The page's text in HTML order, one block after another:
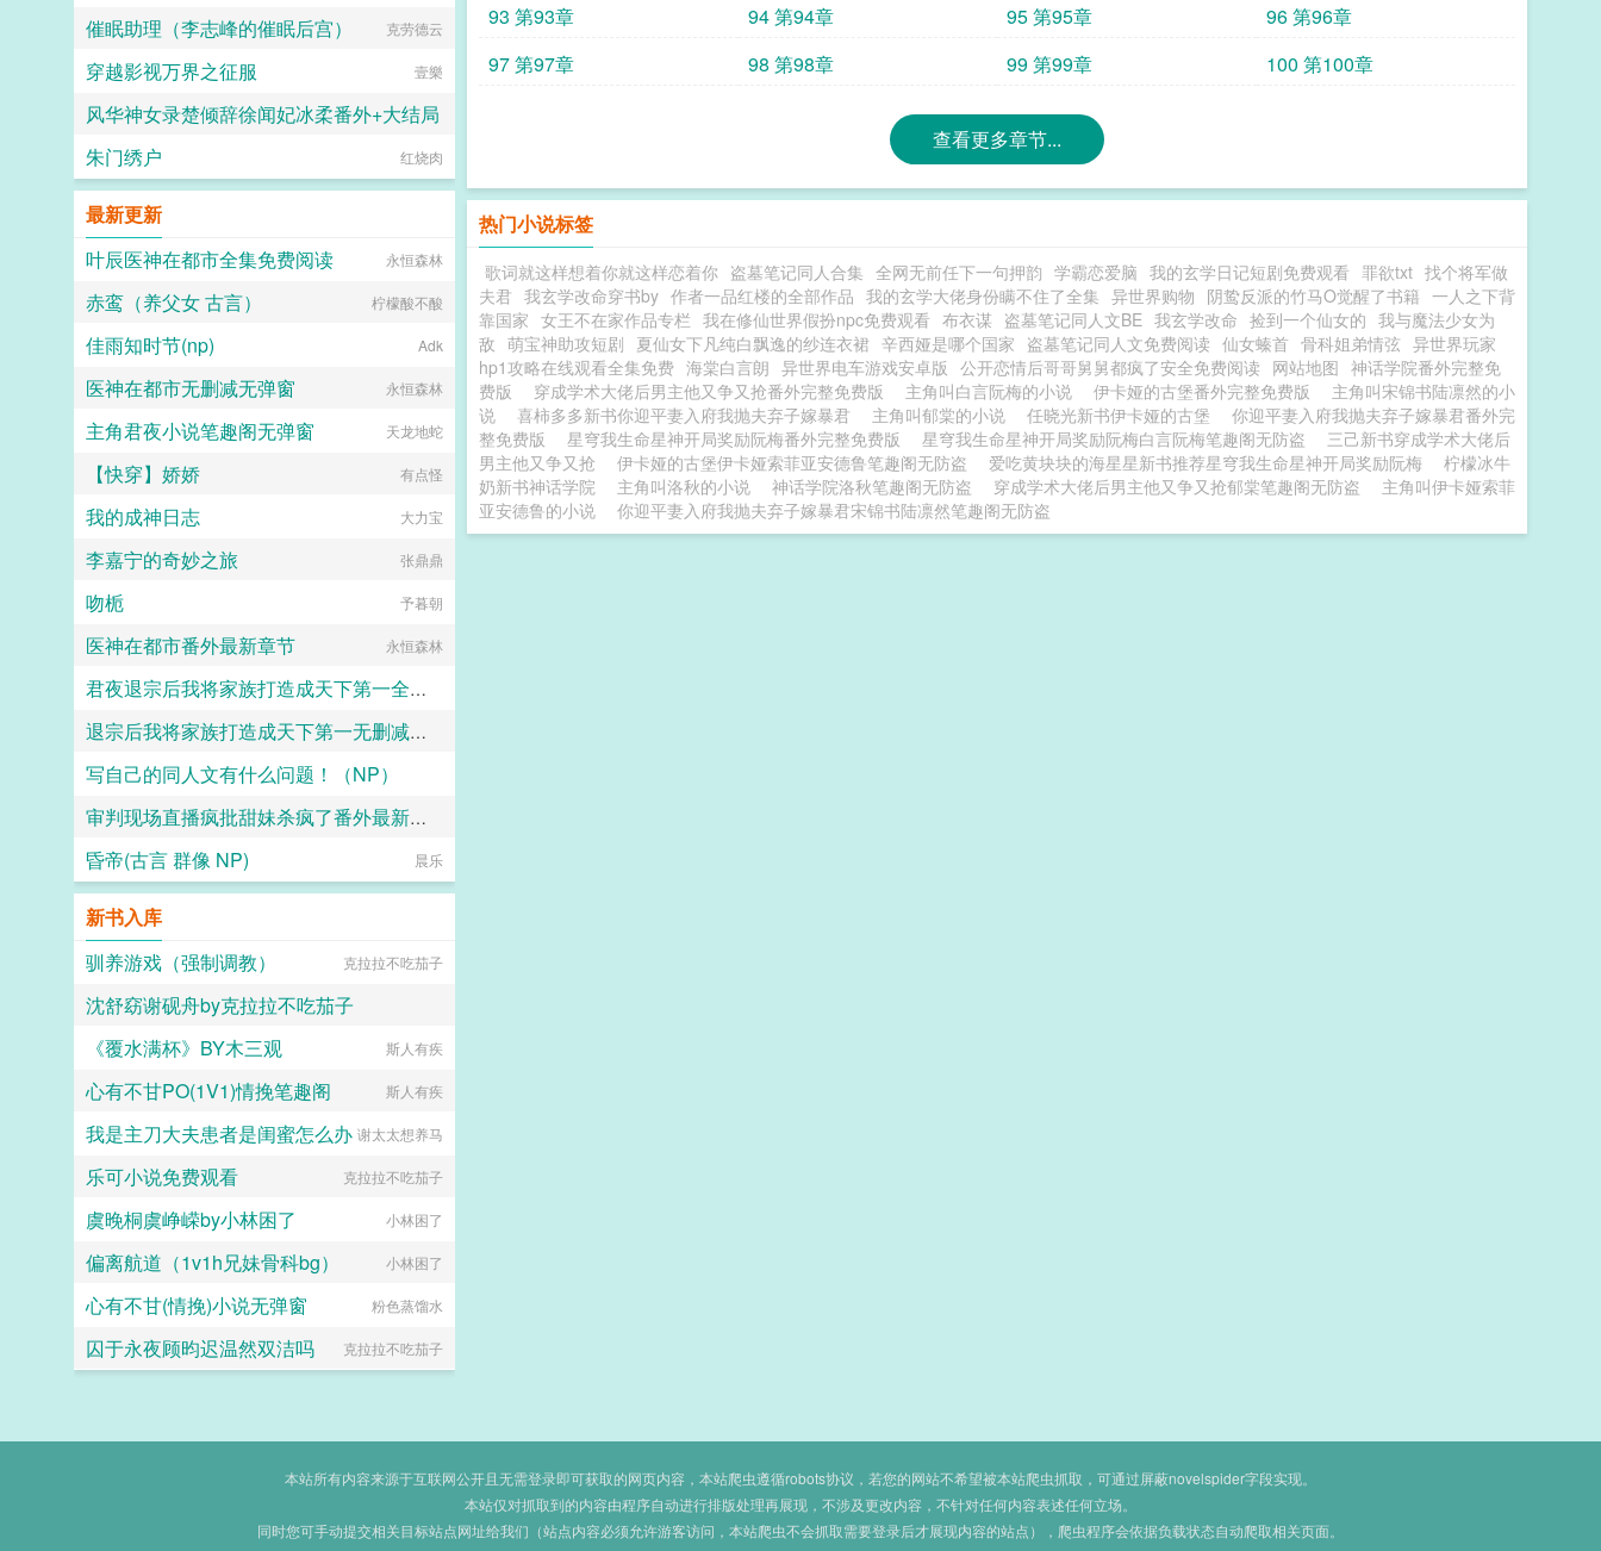
93 第93章
94 第94章 95 第95章
96 第96章
97 第97章
98 第98章 99 第99章 100 第100章
查看更多章节...
热门小说标签
歌词就这样想着你就这样恋着你 盗墓笔记同人合集 全网无前任下一句押韵 学霸恋爱脑 我的玄学日记短剧免费观看 罪欲txt 找个将军做
夫君 我玄学改命穿书by 作者一品红楼的全部作品 我的玄学大佬身份瞒不住了全集 异世界购物 阴鸷反派的竹马O觉醒了书籍 一人之下背
靠国家 女王不在家作品专栏 我在修仙世界假扮npc免费观看 布衣谋 盗墓笔记同人文BE 我玄学改命 捡到一个仙女的 我与魔法少女为
敌 萌宝神助攻短剧 夏仙女下凡纯白飘逸的纱连衣裙 辛西娅是哪个国家 盗墓笔记同人文免费阅读 仙女螓首 骨科姐弟情弦 异世界玩家
hp1攻略在线观看全集免费 海棠白言朗 异世界电车游戏安卓版 公开恋情后哥哥舅舅都疯了安全免费阅读 网站地图 神话学院番外完整免
费版
穿成学术大佬后男主他又争又抢番外完整免费版 主角叫白言阮梅的小说 伊卡娅的古堡番外完整免费版
主角叫宋锦书陆凛然的小
说
喜柿多多新书你迎平妻入府我抛夫弃子嫁暴君 主角叫郁棠的小说 任晓光新书伊卡娅的古堡
你迎平妻入府我抛夫弃子嫁暴君番外完
整免费版
星穹我生命星神开局奖励阮梅番外完整免费版 星穹我生命星神开局奖励阮梅白言阮梅笔趣阁无防盗
三己新书穿成学术大佬后
男主他又争又抢
伊卡娅的古堡伊卡娅索菲亚安德鲁笔趣阁无防盗 爱吃黄块块的海星星新书推荐星穹我生命星神开局奖励阮梅
柠檬冰牛
奶新书神话学院
主角叫洛秋的小说 神话学院洛秋笔趣阁无防盗 穿成学术大佬后男主他又争又抢郁棠笔趣阁无防盗
主角叫伊卡娅索菲
亚安德鲁的小说
你迎平妻入府我抛夫弃子嫁暴君宋锦书陆凛然笔趣阁无防盗
催眠助理（李志峰的催眠后宫） 克劳德云
穿越影视万界之征服 壹樂
风华神女录楚倾辞徐闻妃冰柔番外+大结局
神鸟
朱门绣户 红烧肉
最新更新
叶辰医神在都市全集免费阅读
永恒森林
赤鸾（养父女 古言） 柠檬酸不酸
佳雨知时节(np) Adk
医神在都市无删减无弹窗 永恒森林
主角君夜小说笔趣阁无弹窗 天龙地蛇
【快穿】娇娇 有点怪
我的成神日志 大力宝
李嘉宁的奇妙之旅 张鼎鼎
吻栀 予暮朝
医神在都市番外最新章节 永恒森林
君夜退宗后我将家族打造成天下第一全集免费阅读
天龙地蛇
退宗后我将家族打造成天下第一无删减无弹窗
天龙地蛇
写自己的同人文有什么问题！（NP）
柏拉图之壁
审判现场直播疯批甜妹杀疯了番外最新章节
不要吃花卷
昏帝(古言 群像 NP) 晨乐
新书入库
驯养游戏（强制调教）
克拉拉不吃茄子
沈舒窈谢砚舟by克拉拉不吃茄子
克拉拉不吃茄子
《覆水满杯》BY木三观 斯人有疾
心有不甘PO(1V1)情挽笔趣阁 斯人有疾
我是主刀大夫患者是闺蜜怎么办 谢太太想养马
乐可小说免费观看 克拉拉不吃茄子
虞晚桐虞峥嵘by小林困了 小林困了
偏离航道（1v1h兄妹骨科bg） 小林困了
心有不甘(情挽)小说无弹窗 粉色蒸馏水
囚于永夜顾昀迟温然双洁吗 克拉拉不吃茄子
本站所有内容来源于互联网公开且无需登录即可获取的网页内容，本站爬虫遵循robots协议，若您的网站不希望被本站爬虫抓取，可通过屏蔽novelspider字段实现。
本站仅对抓取到的内容由程序自动进行排版处理再展现，不涉及更改内容，不针对任何内容表述任何立场。
同时您可手动提交相关目标站点网址给我们（站点内容必须允许游客访问，本站爬虫不会抓取需要登录后才展现内容的站点），爬虫程序会依据负载状态自动爬取相关页面。